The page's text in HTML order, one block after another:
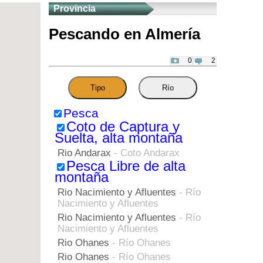
Provincia
Pescando en Almería
2
0
Tipo Río
Pesca
Coto de Captura y
Suelta, alta montaña
Rio Andarax - Coto Andarax
Pesca Libre de alta
montaña
Rio Nacimiento y Afluentes - Río
Nacimiento y Afluentes
Rio Nacimiento y Afluentes - Río
Nacimiento y Afluentes
Rio Ohanes - Río Ohanes
Rio Ohanes - Río Ohanes